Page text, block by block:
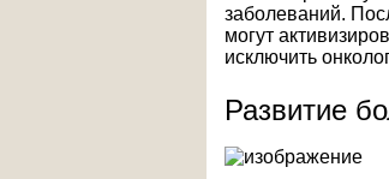
заболеваний.
могут
исключить
Развитие